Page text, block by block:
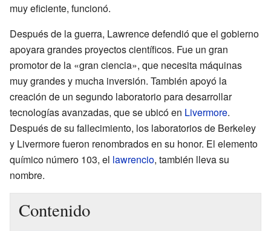
muy eficiente, funcionó.
Después de la guerra, Lawrence defendió que el gobierno
apoyara grandes proyectos científicos. Fue un gran
promotor de la «gran ciencia», que necesita máquinas
muy grandes y mucha inversión. También apoyó la
creación de un segundo laboratorio para desarrollar
tecnologías avanzadas, que se ubicó en Livermore.
Después de su fallecimiento, los laboratorios de Berkeley
y Livermore fueron renombrados en su honor. El elemento
químico número 103, el lawrencio, también lleva su
nombre.
Contenido